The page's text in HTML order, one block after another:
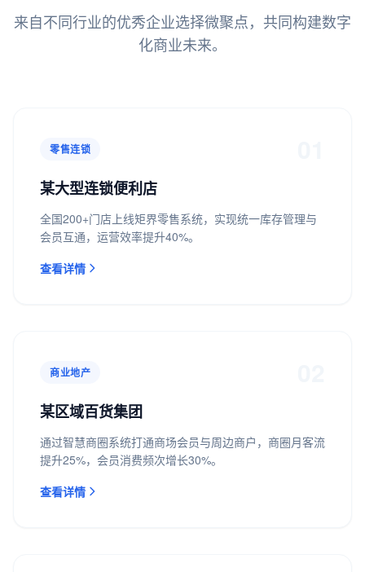
来自不同行业的优秀企业选择微聚点，共同构建数字
化商业未来。
零售连锁
某大型连锁便利店
全国200+门店上线矩界零售系统，实现统一库存管理与
会员互通，运营效率提升40%。
查看详情
商业地产
某区域百货集团
通过智慧商圈系统打通商场会员与周边商户，商圈月客流
提升25%，会员消费频次增长30%。
查看详情